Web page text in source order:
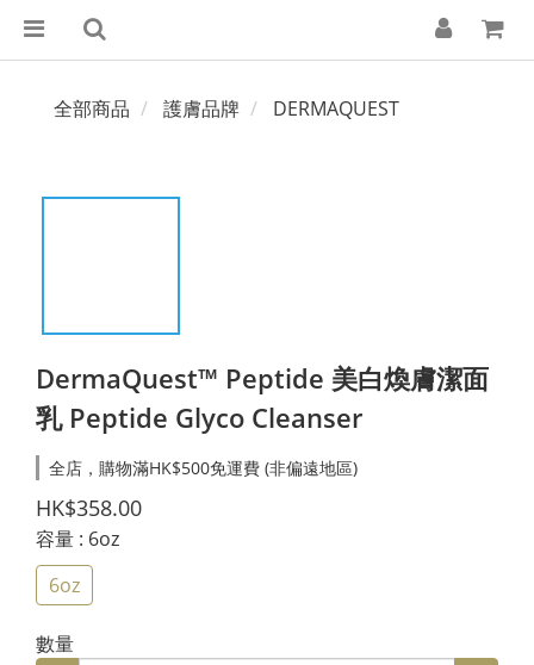
全部商品 護膚品牌 DERMAQUEST
DermaQuest™ Peptide 美白煥膚潔面
乳 Peptide Glyco Cleanser
全店，購物滿HK$500免運費 (非偏遠地區)
HK$358.00
容量 : 6oz
6oz
數量